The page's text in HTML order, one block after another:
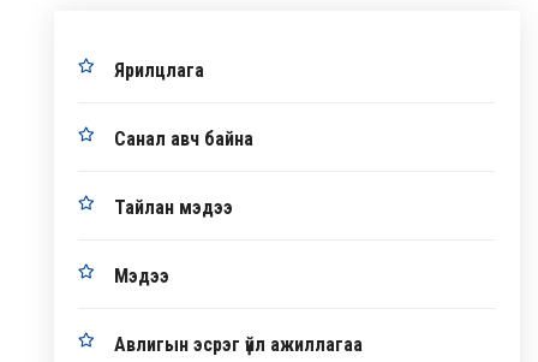
Ярилцлага
Санал авч байна
Тайлан мэдээ
Мэдээ
Авлигын эсрэг үйл ажиллагаа